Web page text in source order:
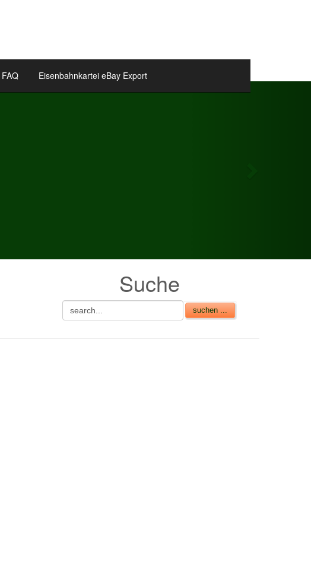
FAQ Eisenbahnkartei eBay Export
Suche